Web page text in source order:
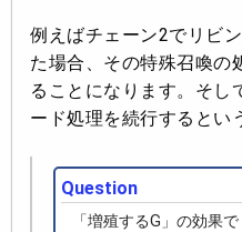
例えばチェーン2でリビ
た場合、その特殊召喚の
ることになります。そし
ード処理を続行するとい
Question
「増殖するG」の効果